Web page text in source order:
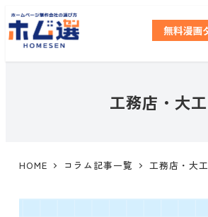
メ
イ
コ
工務店・大工
HOME コラム記事一覧 工務店・大工